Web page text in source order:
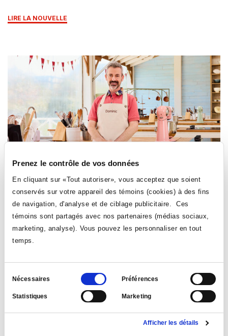
Prenez le contrôle de vos données
En cliquant sur «Tout autoriser», vous acceptez que soient
conservés sur votre appareil des témoins (cookies) à des fins
de navigation, d'analyse et de ciblage publicitaire. Ces
témoins sont partagés avec nos partenaires (médias sociaux,
marketing, analyse). Vous pouvez les personnaliser en tout
temps.
Sélection
consentement
Nécessaires Préférences
Statistiques Marketing
Afficher les détails
LIRE LA NOUVELLE
CULTUREL EMPLOYÉ·ES
Lorsque géographie et pâtisserie se rencontrent
Le 9 septembre 2025 | par: Direction des communications
Dominic Ménard-Bilodeau, enseignant en géographie au
compétition culinaire télévisée The Great Canadian Baking
LIRE LA NOUVELLE